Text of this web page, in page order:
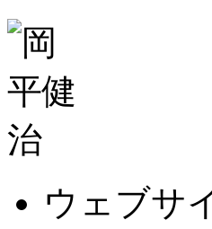
ウェブサ